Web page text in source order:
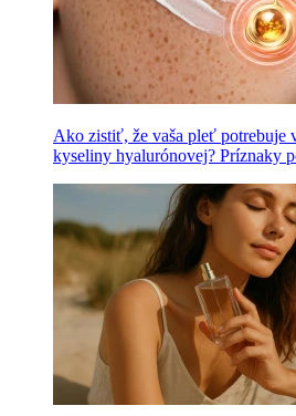
Ako zistiť, že vaša pleť potrebuje
kyseliny hyalurónovej? Príznaky